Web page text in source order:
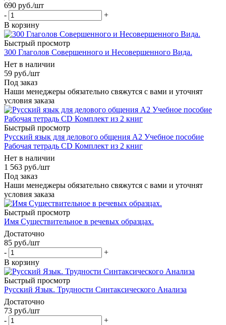
690 руб./шт
-
+
В корзину
Быстрый просмотр
300 Глаголов Совершенного и Несовершенного Вида.
Нет в наличии
59 руб./шт
Под заказ
Наши менеджеры обязательно свяжутся с вами и уточнят
условия заказа
Быстрый просмотр
Русский язык для делового общения А2 Учебное пособие
Рабочая тетрадь CD Комплект из 2 книг
Нет в наличии
1 563 руб./шт
Под заказ
Наши менеджеры обязательно свяжутся с вами и уточнят
условия заказа
Быстрый просмотр
Имя Существительное в речевых образцах.
Достаточно
85 руб./шт
-
+
В корзину
Быстрый просмотр
Русский Язык. Трудности Синтаксического Анализа
Достаточно
73 руб./шт
-
+